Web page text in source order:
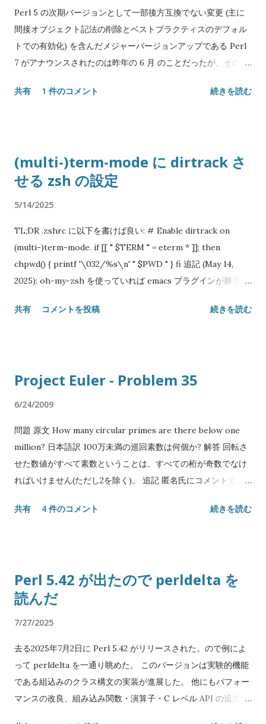
仕方 以下ソースファイル名は app.ml とし、ワーキングディレ
クトリにあるものとする。 手動でやる場合 一番安直な方法は、
直接 js_of_ocaml コマンドを実行することである: $ # バイト
コードにコンパイルする。js_of_ocaml.ppx は JavaScript オ
ocamlfind ocamlc -package js_of_ocaml,js_of_ocaml.ppx -
用のビルドルールを定義したディスパッチャが付属しているの
で myocamlbuild.ml でこれを使う: let () = Ocamlbuild_plugin .
-...
Perl 5 の次期バージョンとして一部後方互換でない変更 (主に
間接オブジェクト記法の削除とベストプラクティスのデフォル
トでの有効化) を含んだメジャーバージョンアップである Perl
7 がアナウンスされたのは昨年の 6 月 のことだったが、その前
ス予定 である。 現在開発版は Perl 5.33.8 がリリースされてお
テラルの新構文 見た瞬間「マジかよ」と口に出た。これまで
Perl はプレフィクス 0 がついた数値リテラルを8進数と見做し
の 0x との一貫性のためである。リテラルと同じ解釈で文字列
を数値に変換する組み込み関数 oct も` 新構文を解するように
なる。 昨今無数の言語に取り入れられているリテラル記法では
あるが、この記法の問題は o (small o) と 0 (zero) の区別が難
/ Catch 構文 Perl 5 のリリース以来 30 年ほど待たれた実験的
意味になったというのもあるかも知れない。 use feature qw/
$e ); } Raku (former Perl 6) だと CATCH (大文字なことに注
意) ブロックが自分の宣言されたスコープ内で投げられた例外
を捕らえる...
共有 1 件のコメント 続きを読む
(multi-)term-mode に dirtrack さ
せる zsh の設定
5/14/2025
TL;DR .zshrc に以下を書けば良い: # Enable dirtrack on
(multi-)term-mode. if [[ " $TERM " = eterm * ]]; then
chpwd() { printf '\032/%s\n' " $PWD " } fi 追記 (May 14,
2025): oh-my-zsh を使っていれば emacs プラグインが勝手に
本体に付属する端末エミュレータである。基本的には Emacs 内
がそのままでは追従しない点だ。 こういう追従を Emacs では
mode だけそうではない。 要するにシェル内で cd してもバッ
ファの PWD は開いた時点のもの (基本的には直前にアクティヴ
だったバッファの PWD を継承する) のままなので、移動した
つもりで C-x C-f などをするとパスが違ってアレっとなること
いるのだが、これは シェルがディレクトリ移動を伴うコマンド
は Emacs 内での動作を検出すると自動的にこのような挙動を取
るが、zsh は Emacs の事情なんか知ったことではないので手動
で cd / pushd / popd のようなディレクトリ...
共有 コメントを投稿 続きを読む
Project Euler - Problem 35
6/24/2009
問題 原文 How many circular primes are there below one
million? 日本語訳 100万未満の巡回素数は何個か? 解答 回転さ
せた数値がすべて素数ということは、すべての桁が奇数でなけ
ればいけません(ただし2を除く)。 追記 匿名氏にコメントでご
がある場合も、回転させると必ず5の倍数が現れるので除外でき
warnings; use feature qw/say state/; use List::MoreUtils
qw/all none/; sub is_prime($) { state %memos; my $n =
none { $n % $_ == 0 } 2 .. sqrt $n; } sub rotate($) { my $n =
shift; substr($n, 1) . substr($n, 0, 1); } sub rotations($) { my
$n = shift; my %seen = ($n => 1); $seen{$n} = 1 until exists
$seen{$n = rotate $n}; keys %seen; } sub
共有 4 件のコメント 続きを読む
Perl 5.42 が出たので perldelta を
読んだ
7/27/2025
去る2025年7月2日に Perl 5.42 がリリースされた。ので例によ
って perldelta を一通り眺めた。 このバージョンは実験的機能
である組込みのクラス構文の実装が進展した。 他にもパフォー
マンスの改良、組み込み関数・演算子・C レベル API の追加、